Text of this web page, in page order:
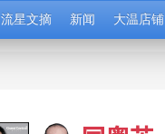
流星文摘 新闻 大温店铺